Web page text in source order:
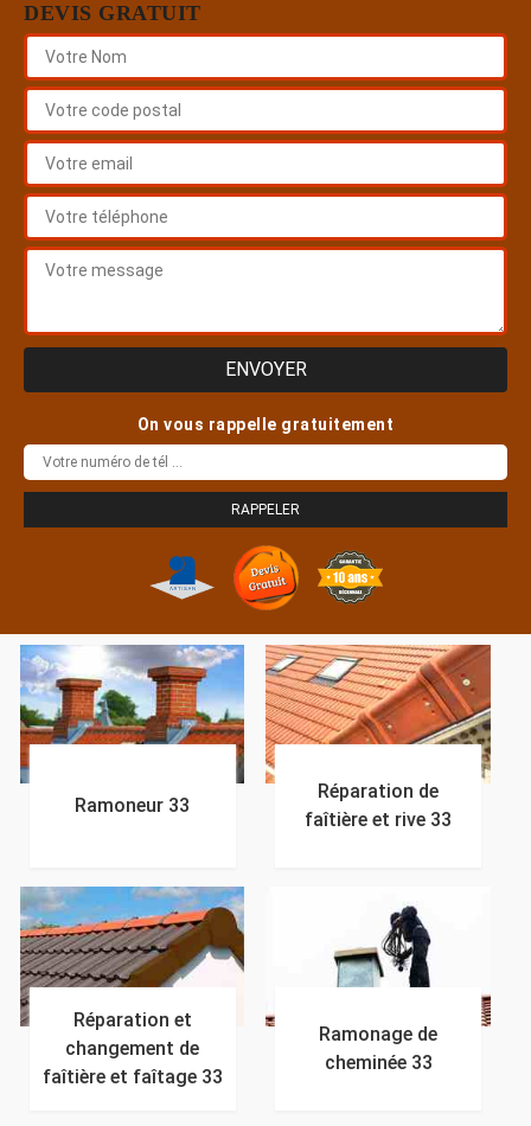
DEVIS GRATUIT
On vous rappelle gratuitement
Ramoneur 33
Réparation de
faîtière et rive 33
Réparation et
changement de
faîtière et faîtage 33
Ramonage de
cheminée 33